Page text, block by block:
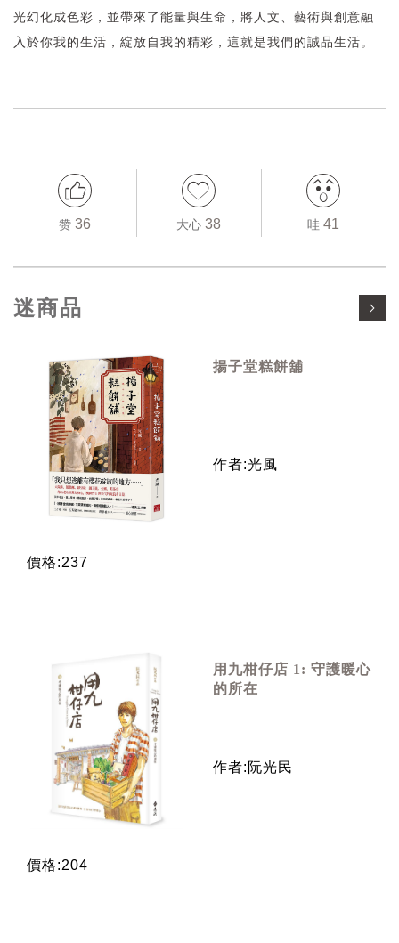
光幻化成色彩，並帶來了能量與生命，將人文、藝術與創意融
入於你我的生活，綻放自我的精彩，這就是我們的誠品生活。
赞36 大心38 哇41
迷商品
揚子堂糕餅舖
作者:光風
價格:237
用九柑仔店 1: 守護暖心
的所在
作者:阮光民
價格:204